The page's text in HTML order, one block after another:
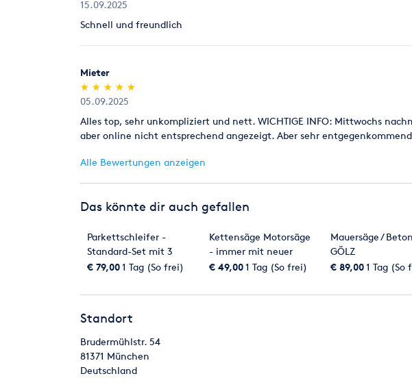
15.09.2025
Schnell und freundlich
Mieter
(*)
★
★
(*) ★
★
(*) ★
★
(*) ★
★
(*) ★
★
05.09.2025
Alles top, sehr unkompliziert und nett. WICHTIGE INFO: Mittwochs
aber online nicht entsprechend angezeigt. Aber sehr
Alle Bewertungen anzeigen
Das könnte dir auch gefallen
Parkettschleifer -
Standard-Set mit 3
Geräten zum
€ 79,001 Tag (So frei)
Kettensäge Motorsäge
- immer mit neuer
Kette!
€ 49,001 Tag (So frei)
Mauersäge /
GÖLZ
€ 89,001 Tag (So
Standort
Brudermühlstr. 54
81371 München
Deutschland